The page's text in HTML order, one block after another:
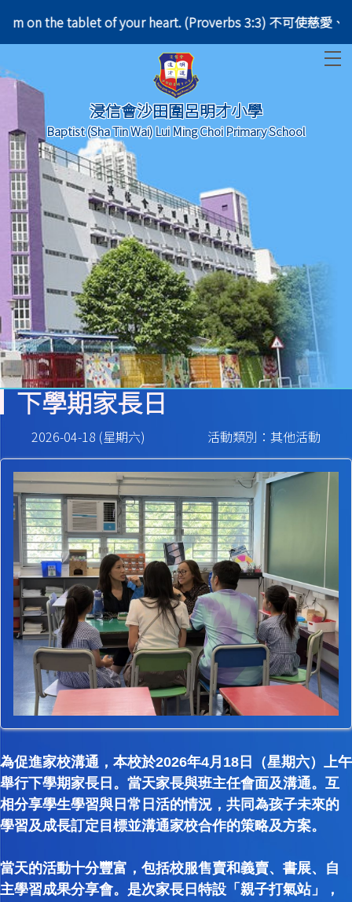
the tablet of your heart. (Proverbs 3:3) 不可使慈愛、
浸信會沙田圍呂明才小學
Baptist (Sha Tin Wai) Lui Ming Choi Primary School
下學期家長日
2026-04-18 (星期六) 活動類別：其他活動
為促進家校溝通，本校於2026年4月18日（星期六）上午
舉行下學期家長日。當天家長與班主任會面及溝通。互
相分享學生學習與日常日活的情況，共同為孩子未來的
學習及成長訂定目標並溝通家校合作的策略及方案。
當天的活動十分豐富，包括校服售賣和義賣、書展、自
主學習成果分享會。是次家長日特設「親子打氣站」，